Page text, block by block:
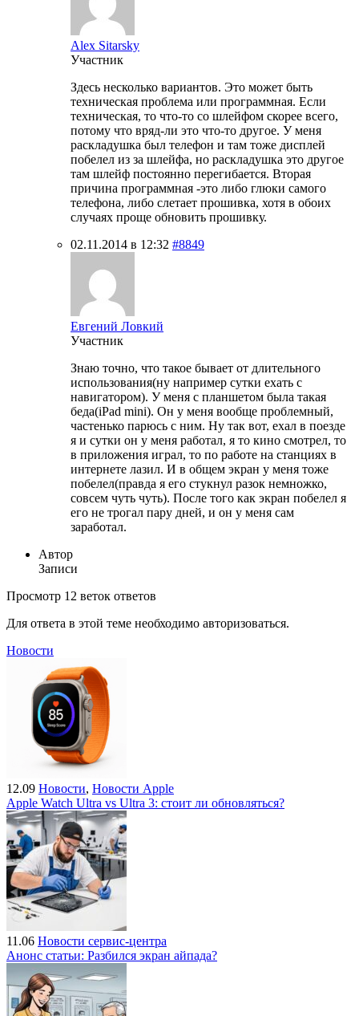
Alex Sitarsky
Участник
Здесь несколько вариантов. Это может быть
техническая проблема или программная. Если
техническая, то что-то со шлейфом скорее всего,
потому что вряд-ли это что-то другое. У меня
раскладушка был телефон и там тоже дисплей
побелел из за шлейфа, но раскладушка это другое
там шлейф постоянно перегибается. Вторая
причина программная -это либо глюки самого
телефона, либо слетает прошивка, хотя в обоих
случаях проще обновить прошивку.
02.11.2014 в 12:32 #8849
Евгений Ловкий
Участник
Знаю точно, что такое бывает от длительного
использования(ну например сутки ехать с
навигатором). У меня с планшетом была такая
беда(iPad mini). Он у меня вообще проблемный,
частенько парюсь с ним. Ну так вот, ехал в поезде
я и сутки он у меня работал, я то кино смотрел, то
в приложения играл, то по работе на станциях в
интернете лазил. И в общем экран у меня тоже
побелел(правда я его стукнул разок немножко,
совсем чуть чуть). После того как экран побелел я
его не трогал пару дней, и он у меня сам
заработал.
Автор
Записи
Просмотр 12 веток ответов
Для ответа в этой теме необходимо авторизоваться.
Новости
12.09 Новости, Новости Apple
Apple Watch Ultra vs Ultra 3: стоит ли обновляться?
11.06 Новости сервис-центра
Анонс статьи: Разбился экран айпада?